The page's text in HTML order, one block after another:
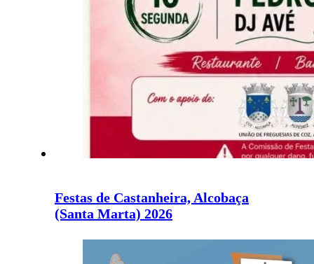
Festas de Castanheira, Alcobaça
(Santa Marta) 2026